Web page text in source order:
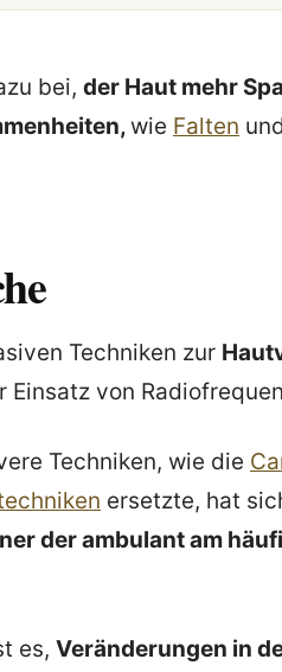
bei, der Haut mehr
wie Falten
Techniken zur
von
Techniken, wie die
ersetzte, hat
der ambulant am
es, Veränderungen in